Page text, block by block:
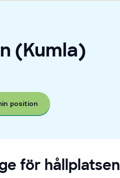
(Kumla)
position
för hållplatsen